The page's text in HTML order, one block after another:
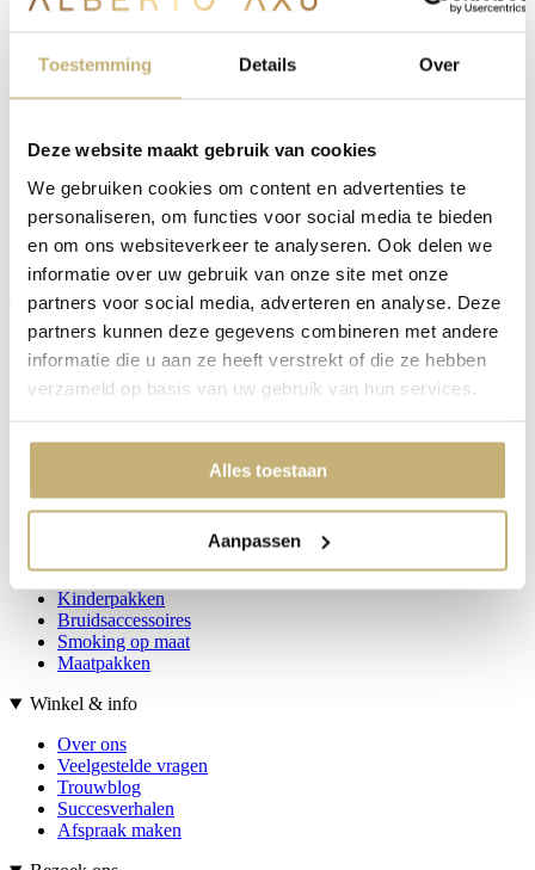
Toestemming Details Over
Deze website maakt gebruik van cookies
We gebruiken cookies om content en advertenties te
personaliseren, om functies voor social media te bieden
en om ons websiteverkeer te analyseren. Ook delen we
informatie over uw gebruik van onze site met onze
partners voor social media, adverteren en analyse. Deze
partners kunnen deze gegevens combineren met andere
informatie die u aan ze heeft verstrekt of die ze hebben
verzameld op basis van uw gebruik van hun services.
Alles toestaan
Aanpassen
in onze winkel in Zeist
Bruidswinkel & Atelier in Zeist. Naar wens en op maat, sinds 2008.
Trouwjurken
Alle trouwjurken
A-lijn trouwjurken
Collectie
Communiejurken
Kinderpakken
Bruidsaccessoires
Smoking op maat
Maatpakken
Winkel & info
Over ons
Veelgestelde vragen
Trouwblog
Succesverhalen
Afspraak maken